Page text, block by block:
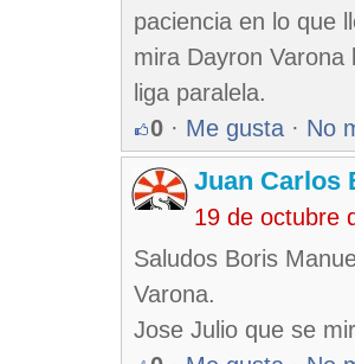
paciencia en lo que
mira Dayron
liga paralela.
0 · Me gusta · No
Juan Carlos
19 de octubre
Saludos Boris
Varona.
Jose Julio que se